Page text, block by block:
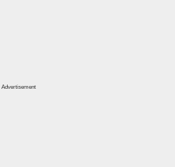
Advertisement